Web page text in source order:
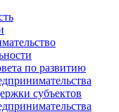
по развитию
субъектов